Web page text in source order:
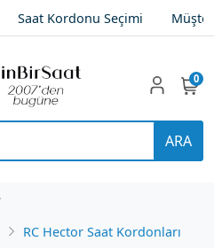
Saat Kordonu Seçimi
ARA
0
RC Hector Saat Kordonları